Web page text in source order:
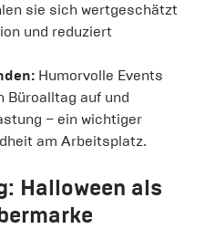
sie sich wertgeschätzt
und reduziert
Humorvolle Events
Büroalltag auf und
– ein wichtiger
am Arbeitsplatz.
Halloween als